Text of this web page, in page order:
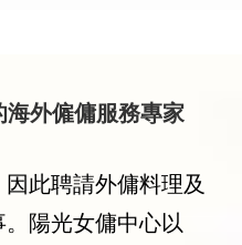
貓貓。agent Sophia好有
會根據我地嘅需要去揀選姐
指引同建議比我地。store
係一個好有同理心又好關
心多謝你地幫手跟進我地請
海外僱傭服務專家
此聘請外傭料理及
陽光女傭中心以